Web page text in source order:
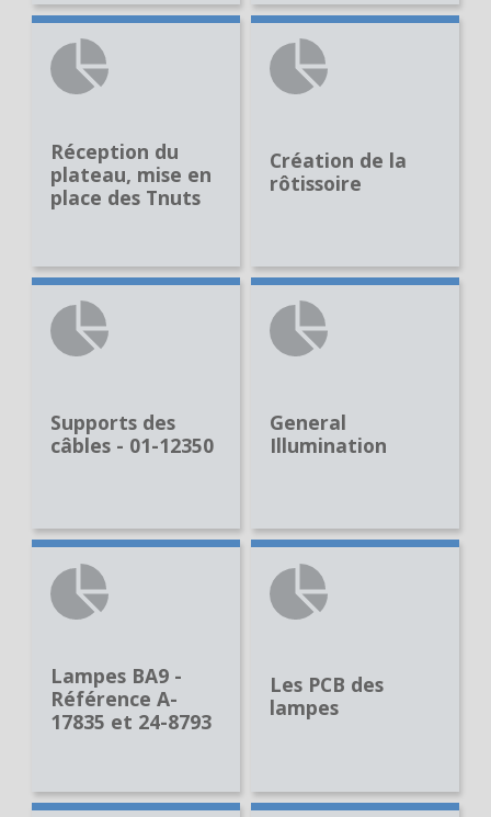
Réception du
plateau, mise en
place des Tnuts
Création de la
rôtissoire
Supports des
câbles - 01-12350
General
Illumination
Lampes BA9 -
Référence A-
17835 et 24-8793
Les PCB des
lampes